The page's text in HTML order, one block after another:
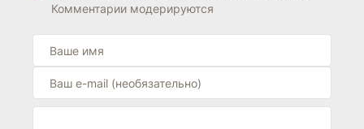
Комментарии модерируются